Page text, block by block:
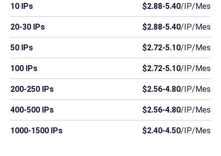
10 IPs $2.88-5.40/IP/Mes
20-30 IPs $2.88-5.40/IP/Mes
50 IPs $2.72-5.10/IP/Mes
100 IPs $2.72-5.10/IP/Mes
200-250 IPs $2.56-4.80/IP/Mes
400-500 IPs $2.56-4.80/IP/Mes
1000-1500 IPs $2.40-4.50/IP/Mes